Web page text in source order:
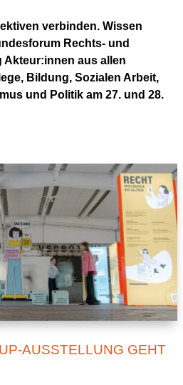
verbinden. Wissen
Rechts- und
Akteur:innen aus allen
Bildung, Sozialen Arbeit,
und Politik am 27. und 28.
AUSSTELLUNG GEHT